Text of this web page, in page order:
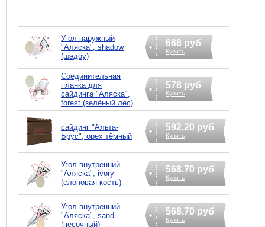
Угол наружный
"Аляска", shadow
(шэдоу)
668 руб
Купить
Соединительная
планка для
сайдинга "Аляска",
forest (зелёный лес)
578 руб
Купить
сайдинг "Альта-
Брус", орех тёмный
592.20 руб
Купить
Угол внутренний
"Аляска", ivory
(слоновая кость)
568.70 руб
Купить
Угол внутренний
"Аляска", sand
(песочный)
568.70 руб
Купить